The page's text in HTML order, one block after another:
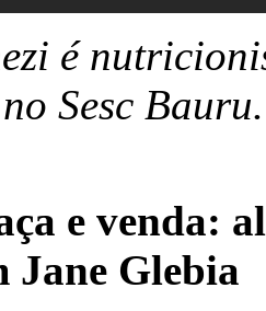
é
Sesc
e venda:
Jane Glebia